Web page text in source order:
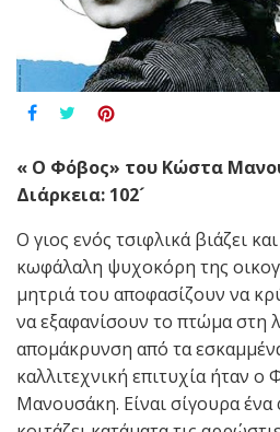
« Ο Φόβος» του Κώστα
Διάρκεια: 102´
Ο γιος ενός τσιφλικά βιάζει
κωφάλαλη ψυχοκόρη της
μητριά του αποφασίζουν να
να εξαφανίσουν το πτώμα στη
απομάκρυνση από τα
καλλιτεχνική επιτυχία ήταν
Μανουσάκη. Είναι σίγουρα ένα